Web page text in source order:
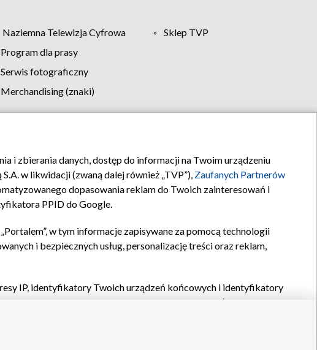
Naziemna Telewizja Cyfrowa
Sklep TVP
Program dla prasy
Serwis fotograficzny
Merchandising (znaki)
Biuro reklamy Kontakt
i zbierania danych, dostęp do informacji na Twoim urządzeniu
w likwidacji (zwaną dalej również „TVP”), Zaufanych Partnerów
dopasowania reklam do Twoich zainteresowań i
PPID do Google.
w tym informacje zapisywane za pomocą technologii
i bezpiecznych usług, personalizację treści oraz reklam,
IP, identyfikatory Twoich urządzeń końcowych i identyfikatory
oraz pozostałych
wyboru podstawowych reklam, wyboru spersonalizowanych
treści, pomiaru wydajności reklam, pomiaru wydajności
bezpieczeństwa, zapobiegania oszustwom i usuwania